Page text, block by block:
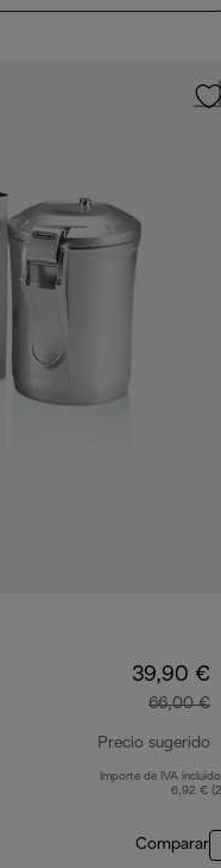
39,90 €
66,00 €
Precio sugerido
Importe de IVA
6,92 €
Comparar